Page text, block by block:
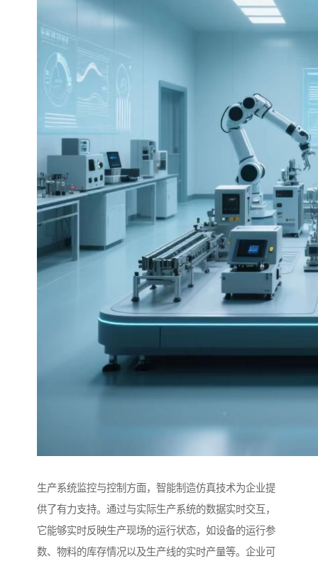
生产系统监控与控制方面，智能制造仿真技术为企业提
供了有力支持。通过与实际生产系统的数据实时交互，
它能够实时反映生产现场的运行状态，如设备的运行参
数、物料的库存情况以及生产线的实时产量等。企业可